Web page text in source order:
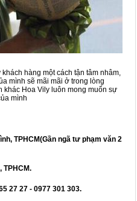
hàng một cách tận tâm nhâm,
mình sẽ mãi mãi ở trong lòng
khác Hoa Vily luôn mong muốn sự
mình
TPHCM(Gần ngã tư phạm văn 2
TPHCM.
27 27 - 0977 301 303.